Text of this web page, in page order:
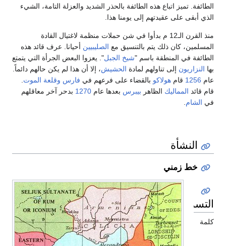
تميز اتباع هذه الطائفة بالحذر الشديد والعزلة التامة، الشيء
أبقى على عقيدتهم إلى يومنا هذا.
منذ القرن الـ12 م بدأوا في شن حملات منظمة لاغتيال القادة
كان ذلك يتم بالتنسيق معالصليبيينأحيانا. عرف قائد هذه
في المنطقة باسم "شيخ الجبل". يعزوا البعض الجرأة التي يتمتع
النزاريونإلى تناولهم لمادةالحشيش، إلا أن هذا لم يكن حالهم دائماً.
1256قام هولاكوبالقضاء على فرعهم في فارس وقلعة الموت.
قائد المماليكالظاهربيبرسبعدها عام 1270بدحر آخر معاقلهم
الشام.
النشأة
خط زمني